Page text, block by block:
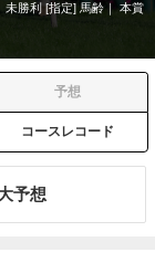
未勝利 [指定] 馬齢
本賞
予想
コースレコード
予想